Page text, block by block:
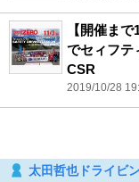
【開催ま
でセィフテ
CSR
2019/10/28
太田哲也ドライビ